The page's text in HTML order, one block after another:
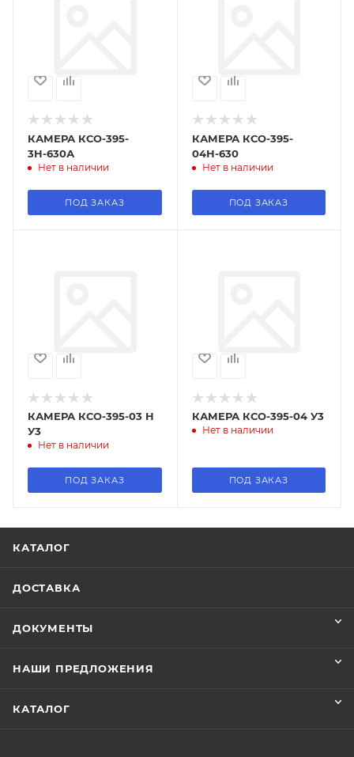
КАМЕРА КСО-395-
3Н-630А
Нет в наличии
ПОД ЗАКАЗ
КАМЕРА КСО-395-
04Н-630
Нет в наличии
ПОД ЗАКАЗ
КАМЕРА КСО-395-03 Н
У3
Нет в наличии
ПОД ЗАКАЗ
КАМЕРА КСО-395-04 У3
Нет в наличии
ПОД ЗАКАЗ
КАТАЛОГ
ДОСТАВКА
ДОКУМЕНТЫ
НАШИ ПРЕДЛОЖЕНИЯ
КАТАЛОГ